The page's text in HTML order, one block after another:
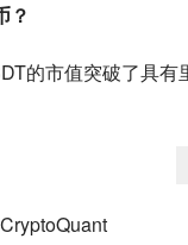
？
的市值突破了具